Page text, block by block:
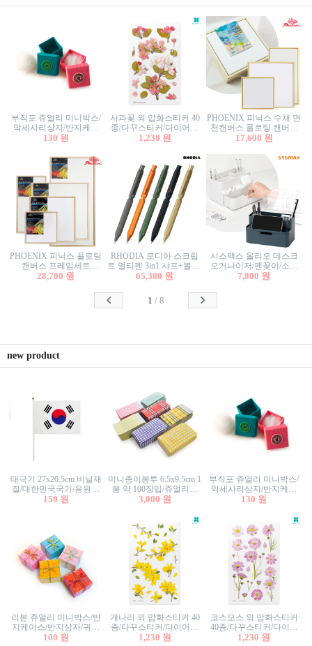
부직포 쥬얼리 미니박스/
악세사리상자/반지케이
스/반지상자/귀걸이상자/
130 원
사과꽃 외 압화스티커 40
종/다꾸스티커/다이어리
꾸미기/꽃스티커/자연물
1,230 원
PHOENIX 피닉스 수채 면
천캔버스 플로팅 캔버스
프레임세트 30x30cm/액자
17,600 원
PHOENIX 피닉스 플로팅
캔버스 프레임세트
50x50cm/액자캔버스/인테
28,700 원
RHODIA 로디아 스크립
트 멀티펜 3in1 샤프+볼펜/
무광택 알루미늄 육각배
65,300 원
시스맥스 올리오 데스크
오거나이저/펜꽂이/소품
꽂이/소품함/정리함/수납
7,800 원
1 / 8
new product
태극기 27x20.5cm 비닐재
질/대한민국국기/응원깃
발/행사깃발
150 원
미니종이봉투 6.5x9.5cm 1
봉 약 100장입/쥬얼리봉
투/증명사진봉투/악세사
3,000 원
부직포 쥬얼리 미니박스/
악세사리상자/반지케이
스/반지상자/귀걸이상자/
130 원
리본 쥬얼리 미니박스/반
지케이스/반지상자/귀걸
이상자/귀걸이박스/악세
100 원
개나리 외 압화스티커 40
종/다꾸스티커/다이어리
꾸미기/꽃스티커/자연물
1,230 원
코스모스 외 압화스티커
40종/다꾸스티커/다이어
리꾸미기/꽃스티커/자연
1,230 원